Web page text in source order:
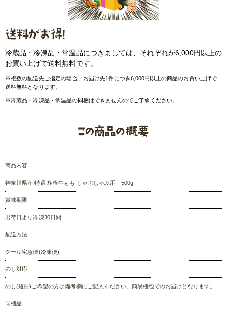
冷蔵品・冷凍品・常温品につきましては、それぞれが6,000円以上の
お買い上げで送料無料です。
※複数の配送先ご指定の場合、お届け先1件につき6,000円以上の商品のお買い上げで
送料無料となります。
※冷蔵品・冷凍品・常温品の同梱はできませんのでご了承ください。
商品内容
神奈川県産 特選 相模牛もも しゃぶしゃぶ用 500g
賞味期限
出荷日より冷凍30日間
配送方法
クール宅急便(冷凍便)
のし対応
のし(短冊)ご希望の方は備考欄にご記入ください。簡易梱包でのお届けとなります。
同梱品